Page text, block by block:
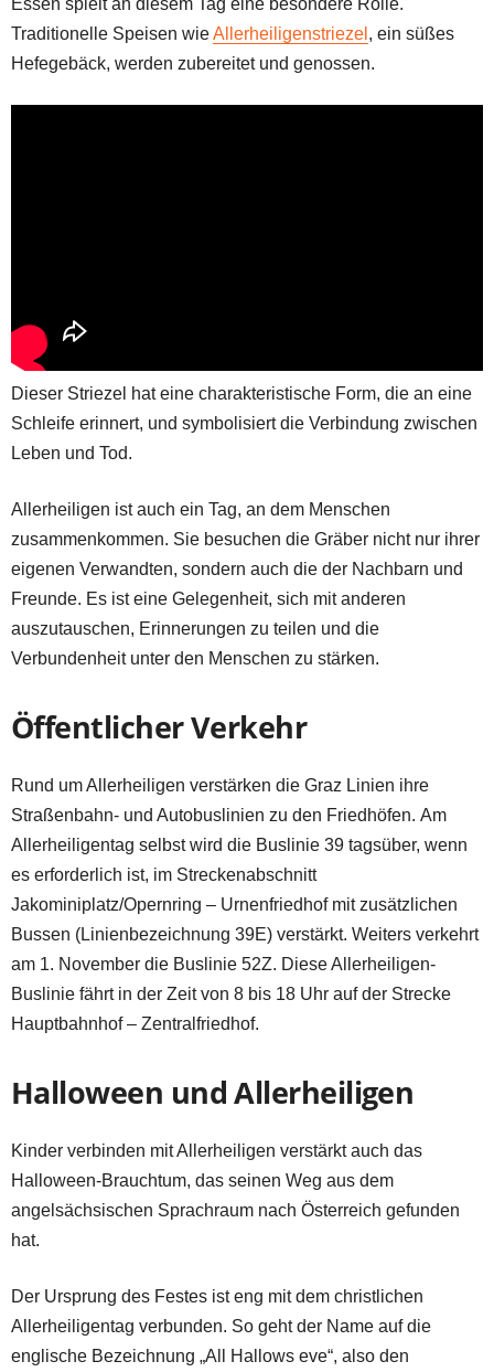
Essen spielt an diesem Tag eine besondere Rolle.
Traditionelle Speisen wieAllerheiligenstriezel , ein süßes
Hefegebäck, werden zubereitet und genossen.
Dieser Striezel hat eine charakteristische Form, die an eine
Schleife erinnert, und symbolisiert die Verbindung zwischen
Leben und Tod.
Allerheiligen ist auch ein Tag, an dem Menschen
zusammenkommen. Sie besuchen die Gräber nicht nur ihrer
eigenen Verwandten, sondern auch die der Nachbarn und
Freunde. Es ist eine Gelegenheit, sich mit anderen
auszutauschen, Erinnerungen zu teilen und die
Verbundenheit unter den Menschen zu stärken.
Öffentlicher Verkehr
Rund um Allerheiligen verstärken die Graz Linien ihre
Straßenbahn- und Autobuslinien zu den Friedhöfen. Am
Allerheiligentag selbst wird die Buslinie 39 tagsüber, wenn
es erforderlich ist, im Streckenabschnitt
Jakominiplatz/Opernring – Urnenfriedhof mit zusätzlichen
Bussen (Linienbezeichnung 39E) verstärkt. Weiters verkehrt
am 1. November die Buslinie 52Z. Diese Allerheiligen-
Buslinie fährt in der Zeit von 8 bis 18 Uhr auf der Strecke
Hauptbahnhof – Zentralfriedhof.
Halloween und Allerheiligen
Kinder verbinden mit Allerheiligen verstärkt auch das
Halloween-Brauchtum, das seinen Weg aus dem
angelsächsischen Sprachraum nach Österreich gefunden
hat.
Der Ursprung des Festes ist eng mit dem christlichen
Allerheiligentag verbunden. So geht der Name auf die
englische Bezeichnung „All Hallows eve“, also den